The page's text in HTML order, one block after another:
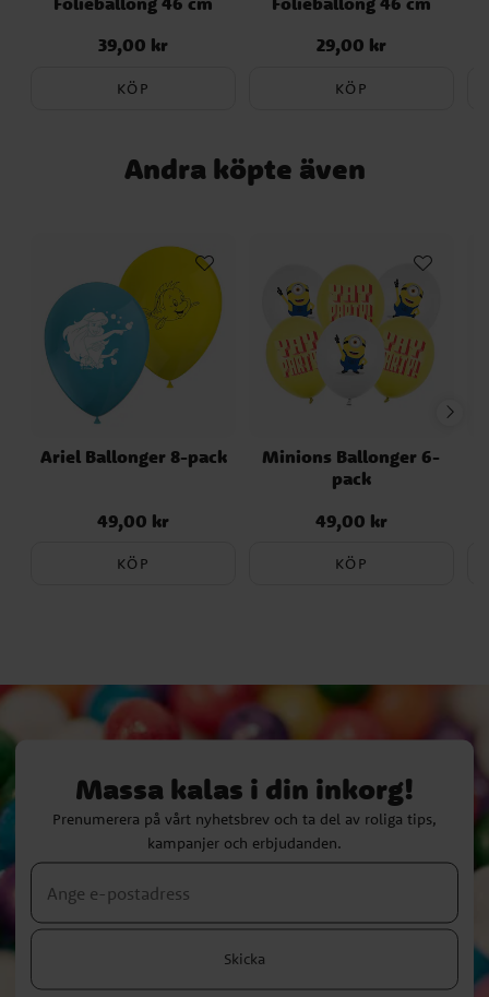
Pris:39,00 kr
39,00 kr
KÖP
Pris:29,00 kr
29,00 kr
KÖP
Andra köpte även
Ariel Ballonger 8-pack
Pris:49,00 kr
49,00 kr
KÖP
Minions Ballonger 6-
pack
Pris:49,00 kr
49,00 kr
KÖP
Massa kalas i din inkorg!
Prenumerera på vårt nyhetsbrev och ta del av roliga tips,
kampanjer och erbjudanden.
Skicka